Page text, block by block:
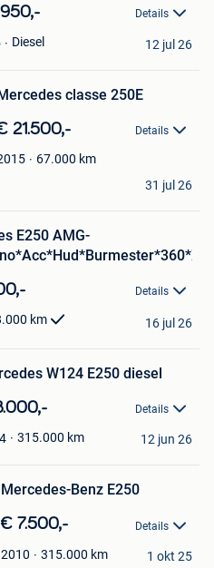
Details
Diesel 12 jul 26
classe 250E
21.500,- Details
67.000 km
31 jul 26
E250 AMG-
Details
km 16 jul 26
W124 E250 diesel
Details
315.000 km 12 jun 26
Mercedes-Benz E250
€ 7.500,- Details
2010 315.000 km 1 okt 25